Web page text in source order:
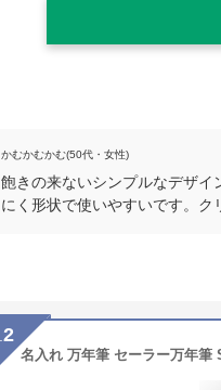
かむかむかむ(50代・女性)
飽きの来ないシンプルなデザ
にく形状で使いやすいです。ク
2